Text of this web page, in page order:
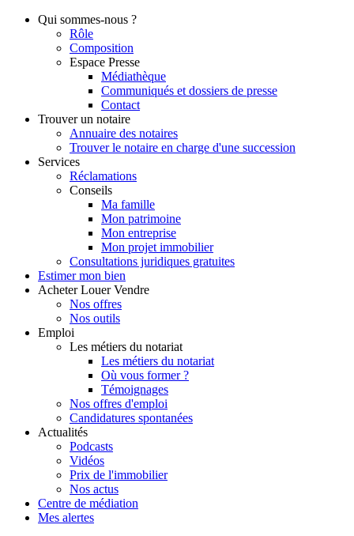
Qui sommes-nous ?
Rôle
Composition
Espace Presse
Médiathèque
Communiqués et dossiers de presse
Contact
Trouver un notaire
Annuaire des notaires
Trouver le notaire en charge d'une succession
Services
Réclamations
Conseils
Ma famille
Mon patrimoine
Mon entreprise
Mon projet immobilier
Consultations juridiques gratuites
Estimer mon bien
Acheter Louer Vendre
Nos offres
Nos outils
Emploi
Les métiers du notariat
Les métiers du notariat
Où vous former ?
Témoignages
Nos offres d'emploi
Candidatures spontanées
Actualités
Podcasts
Vidéos
Prix de l'immobilier
Nos actus
Centre de médiation
Mes alertes